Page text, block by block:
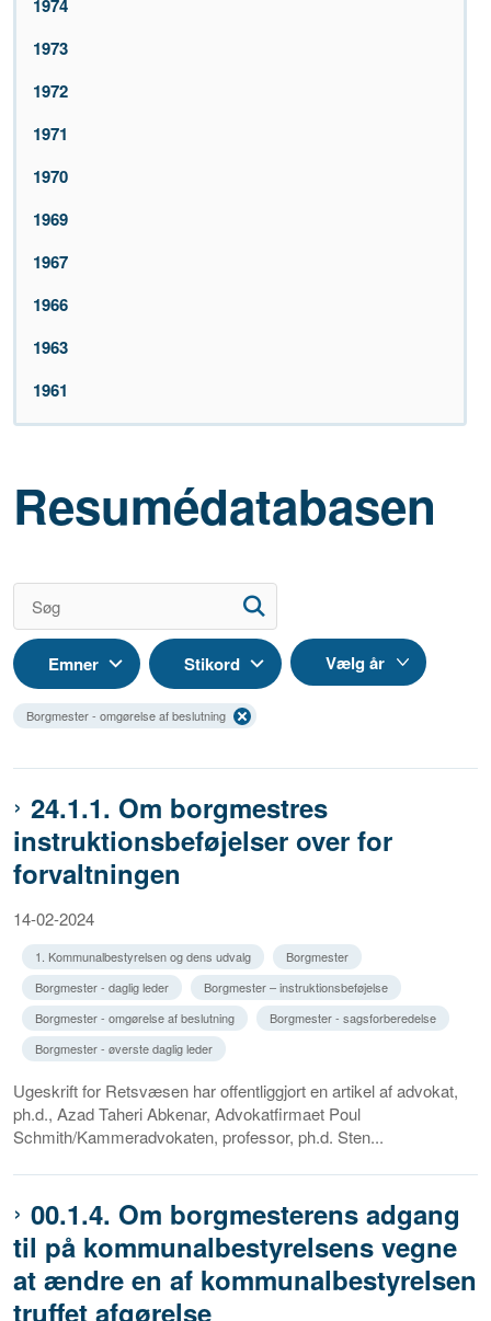
1974
1973
1972
1971
1970
1969
1967
1966
1963
1961
Resumédatabasen
Emner Stikord
Borgmester - omgørelse af beslutning
24.1.1. Om borgmestres
instruktionsbeføjelser over for
forvaltningen
14-02-2024
1. Kommunalbestyrelsen og dens udvalg
Borgmester
Borgmester - daglig leder
Borgmester – instruktionsbeføjelse
Borgmester - omgørelse af beslutning
Borgmester - sagsforberedelse
Borgmester - øverste daglig leder
Ugeskrift for Retsvæsen har offentliggjort en artikel af advokat,
ph.d., Azad Taheri Abkenar, Advokatfirmaet Poul
Schmith/Kammeradvokaten, professor, ph.d. Sten...
00.1.4. Om borgmesterens adgang
til på kommunalbestyrelsens vegne
at ændre en af kommunalbestyrelsen
truffet afgørelse